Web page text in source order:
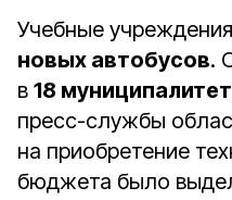
Учебные
новых автобусов.
в 18
пресс-службы
на приобретение
бюджета было